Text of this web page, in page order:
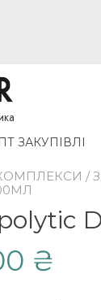
ЗАКУПIВЛI
/
₴